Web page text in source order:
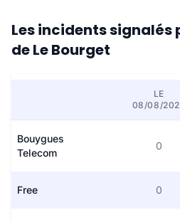
Les incidents
de Le Bourget
LE
08/08/
Bouygues
Telecom
0
Free 0